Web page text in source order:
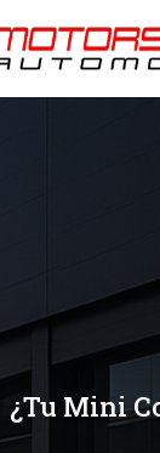
¿Tu Mini